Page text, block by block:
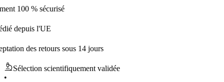
% sécurisé
l'UE
des retours sous 14 jours
Sélection scientifiquement validée
•